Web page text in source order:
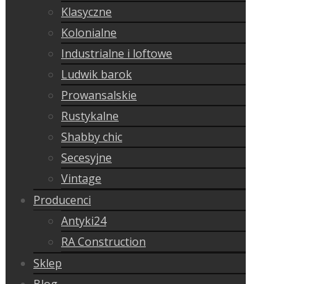
Klasyczne
Kolonialne
Industrialne i loftowe
Ludwik barok
Prowansalskie
Rustykalne
Shabby chic
Secesyjne
Vintage
Producenci
Antyki24
RA Construction
Sklep